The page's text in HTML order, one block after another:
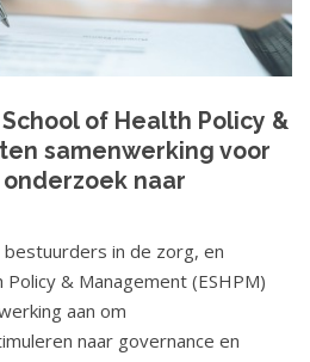
of Health Policy &
samenwerking voor
naar
bestuurders in de zorg, en
& Management (ESHPM)
aan om
naar governance en